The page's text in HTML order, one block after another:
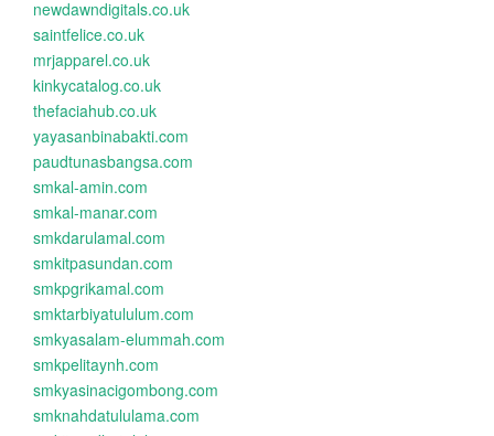
newdawndigitals.co.uk
saintfelice.co.uk
mrjapparel.co.uk
kinkycatalog.co.uk
thefaciahub.co.uk
yayasanbinabakti.com
paudtunasbangsa.com
smkal-amin.com
smkal-manar.com
smkdarulamal.com
smkitpasundan.com
smkpgrikamal.com
smktarbiyatululum.com
smkyasalam-elummah.com
smkpelitaynh.com
smkyasinacigombong.com
smknahdatululama.com